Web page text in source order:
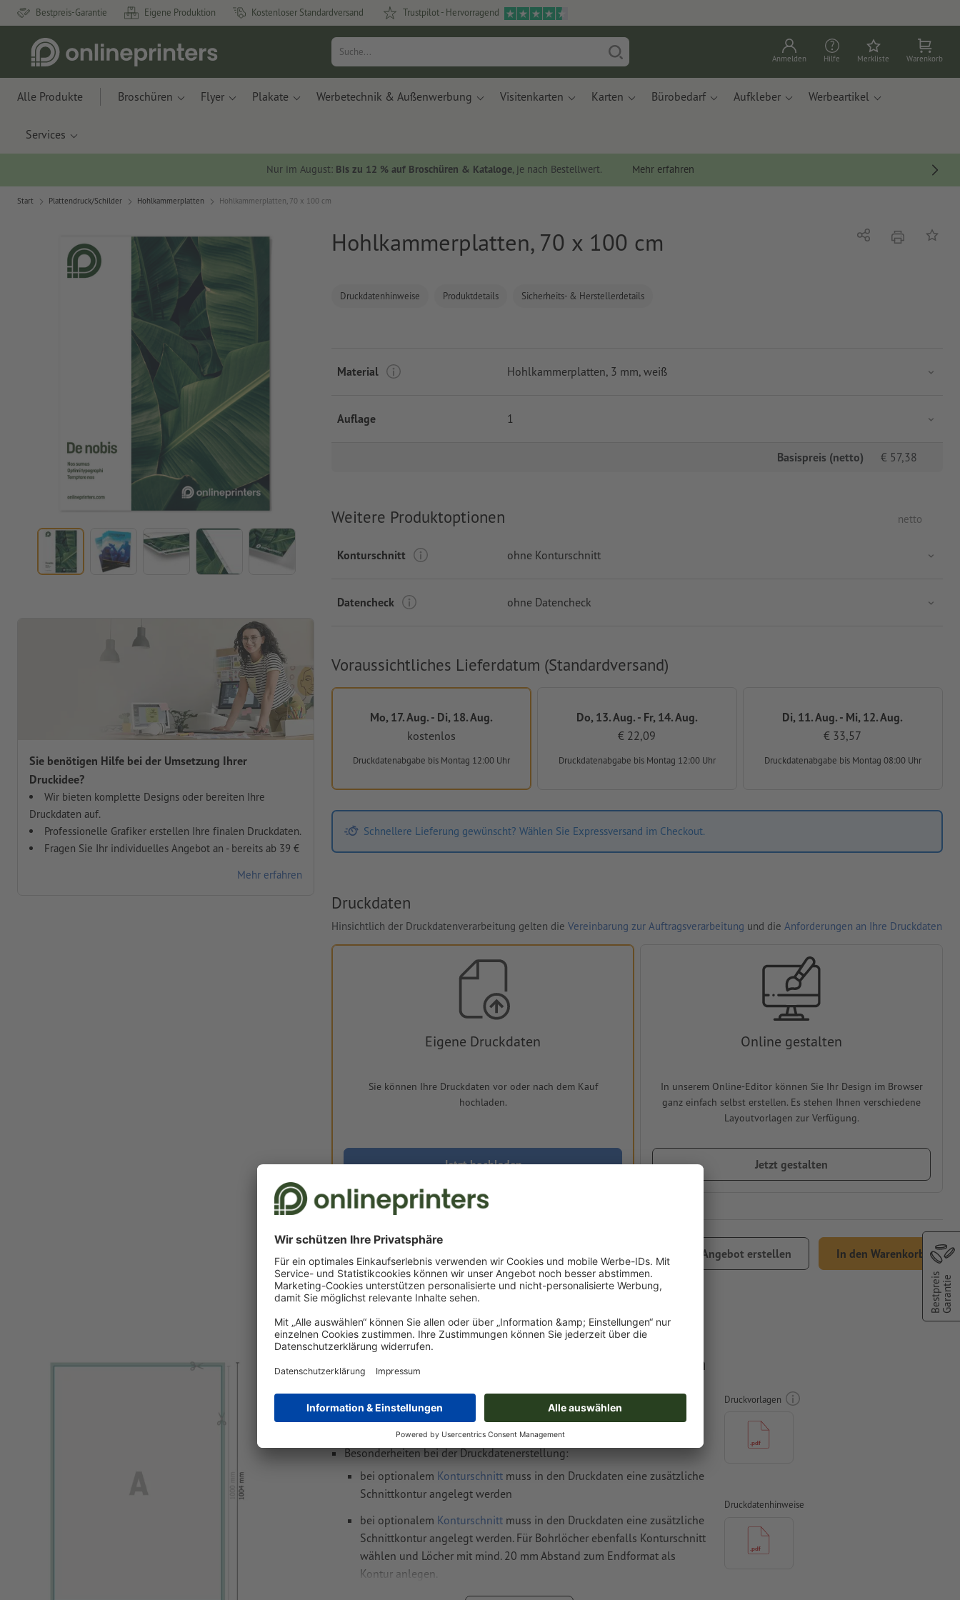
Bestpreis-Garantie Eigene Produktion Kostenloser Standardversand Trustpilot - Hervorragend
Anmelden Hilfe Merkliste Warenkorb
Alle Produkte Broschüren Flyer Plakate Werbetechnik & Außenwerbung Visitenkarten Karten Bürobedarf Aufkleber Werbeartikel
Services
Nur im August: Bis zu 12 % auf Broschüren & Kataloge, je nach Bestellwert. Mehr erfahren
Start Plattendruck/Schilder Hohlkammerplatten Hohlkammerplatten, 70 x 100 cm
Hohlkammerplatten, 70 x 100 cm
Sie benötigen Hilfe bei der Umsetzung Ihrer
Druckidee?
Wir bieten komplette Designs oder bereiten Ihre
Druckdaten auf.
Professionelle Grafiker erstellen Ihre finalen Druckdaten.
Fragen Sie Ihr individuelles Angebot an - bereits ab 39 €
Mehr erfahren
Druckdatenhinweise Produktdetails Sicherheits- & Herstellerdetails
Teilen DruckenAuf
Material Hohlkammerplatten, 3 mm, weiß
Auflage 1
Basispreis (netto) € 57,38
Weitere Produktoptionen netto
Konturschnitt ohne Konturschnitt
Datencheck ohne Datencheck
Voraussichtliches Lieferdatum (Standardversand)
Mo, 17. Aug. - Di, 18. Aug.
kostenlos
Druckdatenabgabe bis Montag 12:00 Uhr
Do, 13. Aug. - Fr, 14. Aug.
€ 22,09
Druckdatenabgabe bis Montag 12:00 Uhr
Di, 11. Aug. - Mi, 12. Aug.
€ 33,57
Druckdatenabgabe bis Montag 08:00 Uhr
Schnellere Lieferung gewünscht? Wählen Sie Expressversand im Checkout.
Druckdaten
Hinsichtlich der Druckdatenverarbeitung gelten die Vereinbarung zur Auftragsverarbeitung und die Anforderungen an Ihre Druckdaten
Eigene Druckdaten
Sie können Ihre Druckdaten vor oder nach dem Kauf
hochladen.
Jetzt hochladen
Online gestalten
In unserem Online-Editor können Sie Ihr Design im Browser
ganz einfach selbst erstellen. Es stehen Ihnen verschiedene
Layoutvorlagen zur Verfügung.
Jetzt gestalten
netto inkl. 20% MwSt.
Angebot erstellen In den Warenkorb
Lieferung ca.:
Mo, 17. Aug. - Di, 18. Aug.
Gewicht: ca.420 g
Druckdatenhinweise Hohlkammerplatten, 70 x 100 cm
(inkl. 2 mm Beschnitt): 70,4 x 100,4 cm
Endformat: 70 x 100 cm
Besonderheiten bei der Druckdatenerstellung:
bei optionalem Konturschnitt muss in den Druckdaten eine zusätzliche
Schnittkontur angelegt werden
bei optionalem Konturschnitt muss in den Druckdaten eine zusätzliche
Schnittkontur angelegt werden. Für Bohrlöcher ebenfalls Konturschnitt
wählen und Löcher mit mind. 20 mm Abstand zum Endformat als
Kontur anlegen.
Druckvorlagen
Druckdatenhinweise
BestpreisGarantie